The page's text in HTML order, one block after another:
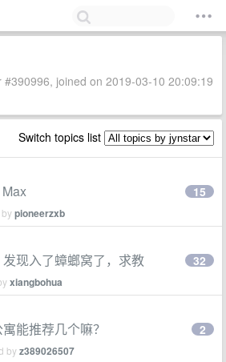
#390996, joined on 2019-03-10 20:09:19
Switch topics list
pioneerzxb
15
现入了蟑螂窝了，求教
xiangbohua
32
能推荐几个嘛？
byz389026507
2